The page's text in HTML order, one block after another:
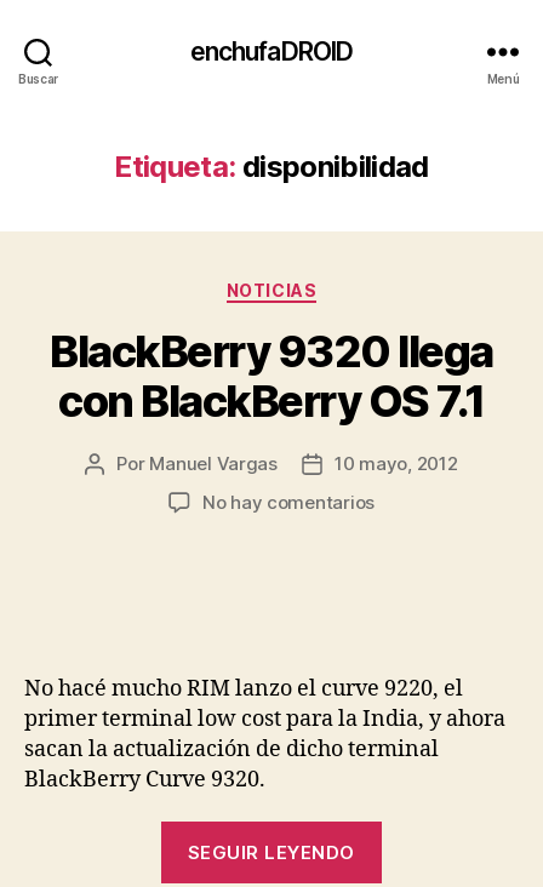
Buscar
enchufaDROID
Menú
Etiqueta: disponibilidad
Categorías
NOTICIAS
BlackBerry 9320 llega
con BlackBerry OS 7.1
Autor
Por Manuel Vargas
Fecha10 mayo, 2012
No hay comentariosen
7.1
No hacé mucho RIM lanzo el curve 9220, el
primer terminal low cost para la India, y ahora
sacan la actualización de dicho terminal
BlackBerry Curve 9320.
SEGUIR LEYENDO